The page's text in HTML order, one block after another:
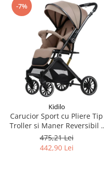
-7%
Kidilo
Carucior Sport cu Pliere Tip
Troller si Maner Reversibil -
Bej
475,21 Lei
442,90 Lei